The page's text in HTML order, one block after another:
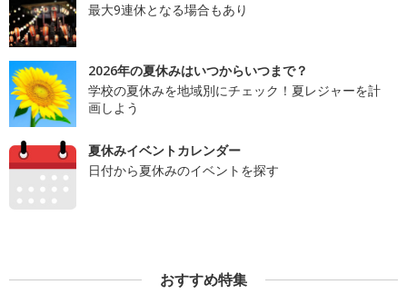
最大9連休となる場合もあり
2026年の夏休みはいつからいつまで？
学校の夏休みを地域別にチェック！夏レジャーを計
画しよう
夏休みイベントカレンダー
日付から夏休みのイベントを探す
おすすめ特集